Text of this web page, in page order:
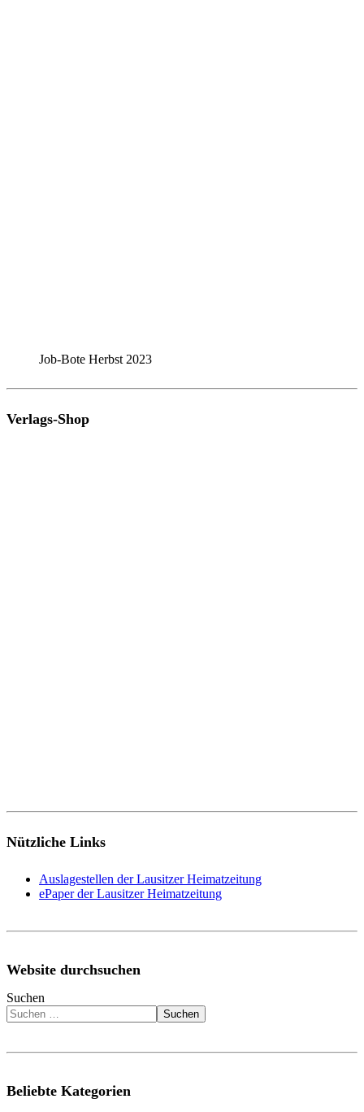
Job-Bote Herbst 2023
Verlags-Shop
Nützliche Links
Auslagestellen der Lausitzer Heimatzeitung
ePaper der Lausitzer Heimatzeitung
Website durchsuchen
Suchen
Suchen
Beliebte Kategorien